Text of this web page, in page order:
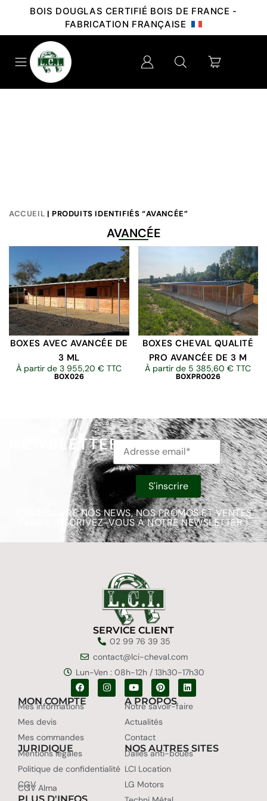
BOIS DOUGLAS CERTIFIÉ BOIS DE FRANCE -
FABRICATION FRANÇAISE
ACCUEIL | PRODUITS IDENTIFIÉS “AVANCÉE”
AVANCÉE
BOXES AVEC AVANCÉE DE
3 ML
À partir de3 955,20€ TTC
BOX026
BOXES CHEVAL QUALITÉ
PRO AVANCÉE DE 3 M
À partir de 5 385,60€ TTC
BOXPRO026
NEWSLETTER
POUR SUIVRE NOS NEWS, NOS PROMOS ET VENTES
FLASH, INSCRIVEZ-VOUS À NOTRE NEWSLETTER !
SERVICE CLIENT
02 99 76 39 35
contact@lci-cheval.com
Lun-Ven : 08h-12h / 13h30-17h30
MON COMPTE
Mes informations
Mes devis
Mes commandes
JURIDIQUE
Mentions légales
Politique de confidentialité
CGV
CGV Alma
A PROPOS
Notre savoir-faire
Actualités
Contact
NOS AUTRES SITES
Dalles anti-boues
LCI Location
LG Motors